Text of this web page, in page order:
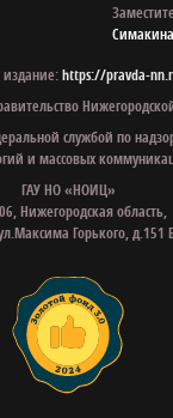
издание:https://pravda-
службой по
и массовых
ГАУ НО «НОИЦ»
Нижегородская область,
Горького,